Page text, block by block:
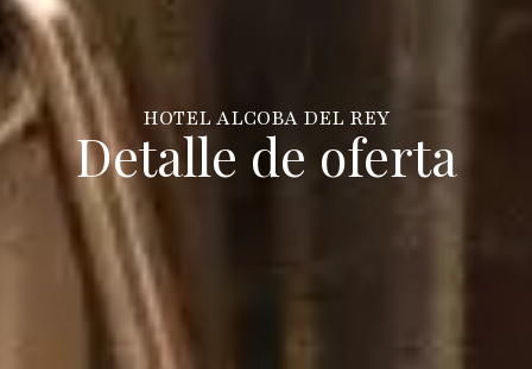
HOTEL ALCOBA DEL REY
Detalle de oferta